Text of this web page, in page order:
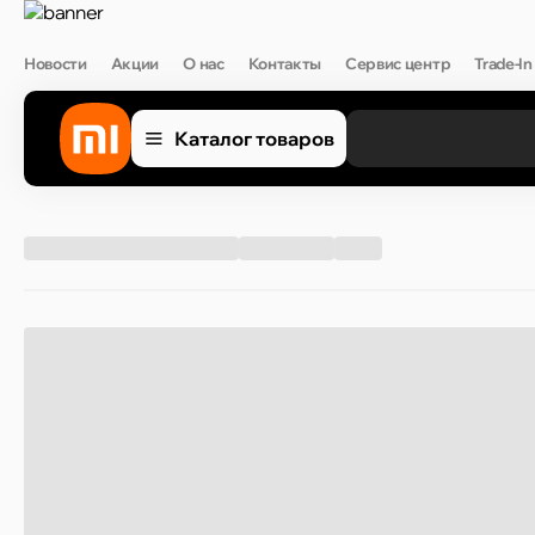
Новости Акции О нас Контакты Сервис центр Trade-In
Каталог товаров